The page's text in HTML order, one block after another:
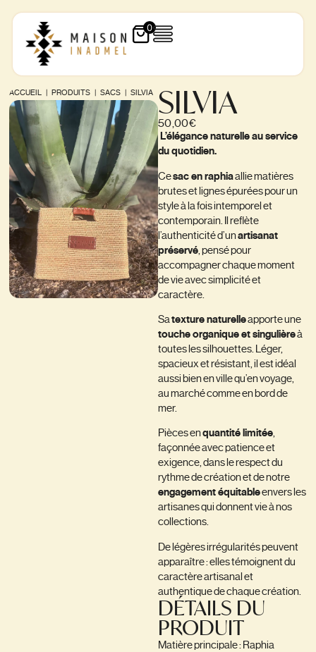
0
ACCUEIL PRODUITS |SACS |SILVIA SILVIA
50,00€
L’élégance naturelle au service
du quotidien.
Cesac en raphiaallie matières
brutes et lignes épurées pour un
style à la fois intemporel et
contemporain. Il reflète
l’authenticité d’unartisanat
préservé , pensé pour
accompagner chaque moment
de vie avec simplicité et
caractère.
Satexture naturelleapporte une
touche organique et singulièreà
toutes les silhouettes. Léger,
spacieux et résistant, il est idéal
aussi bien en ville qu’en voyage,
au marché comme en bord de
mer.
Pièces enquantité limitée,
façonnée avec patience et
exigence, dans le respect du
rythme de création et de notre
engagement équitableenvers les
artisanes qui donnent vie à nos
collections.
De légères irrégularités peuvent
apparaître : elles témoignent du
caractère artisanal et
authentique de chaque création.
DÉTAILS DU
PRODUIT
Matière principale : Raphia